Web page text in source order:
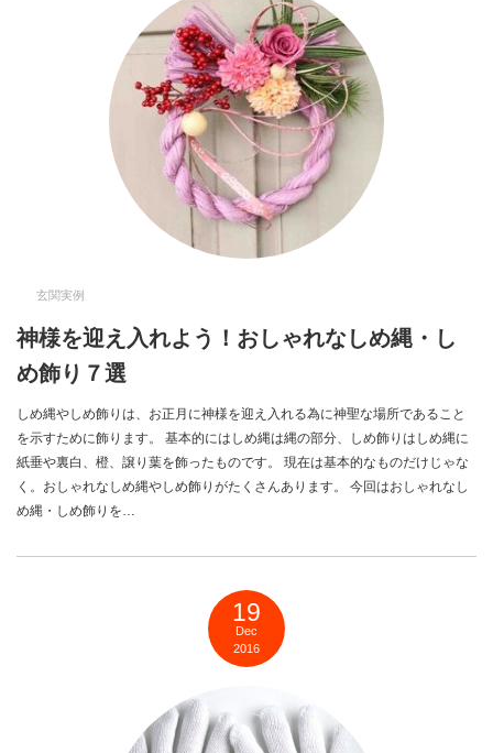
玄関実例
神様を迎え入れよう！おしゃれなしめ縄・し
め飾り７選
しめ縄やしめ飾りは、お正月に神様を迎え入れる為に神聖な場所であること
を示すために飾ります。 基本的にはしめ縄は縄の部分、しめ飾りはしめ縄に
紙垂や裏白、橙、譲り葉を飾ったものです。 現在は基本的なものだけじゃな
く。おしゃれなしめ縄やしめ飾りがたくさんあります。 今回はおしゃれなし
め縄・しめ飾りを…
19
Dec
2016